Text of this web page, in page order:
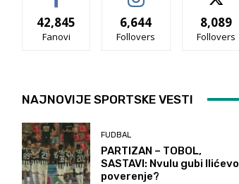
42,845
Fanovi
6,644
Follovers
8,089
Follovers
NAJNOVIJE SPORTSKE VESTI
FUDBAL
PARTIZAN – TOBOL,
SASTAVI: Nvulu gubi Ilićevo
poverenje?